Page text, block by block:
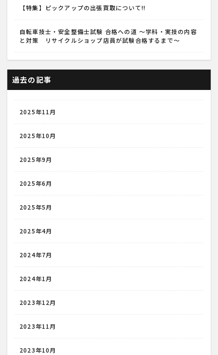
【特集】ピックアップの出張買取について!!
自転車技士・安全整備士試験 合格への道 ～学科・実技の内容
と対策 リサイクルショップ店員が試験合格するまで～
過去の記事
2025年11月
2025年10月
2025年9月
2025年6月
2025年5月
2025年4月
2024年7月
2024年1月
2023年12月
2023年11月
2023年10月